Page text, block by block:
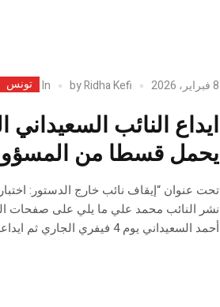
8 فبراير، 2026 byRidha Kefi
In تونس
ايداع النائب
يحمل قسطا من
تحت عنوان “إيقاف نائب خارج الدستور:
نشر النائب محمد علي ما يلي على صفحات
أحمد السعيداني يوم 4 فيفري الجاري ثم ايداعه السجن: